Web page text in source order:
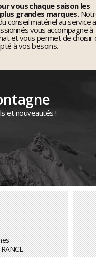
vous chaque saison les
grandes marques.
conseil matériel au service
vous accompagne à
et vous permet de choisir
à vos besoins.
et nouveautés !